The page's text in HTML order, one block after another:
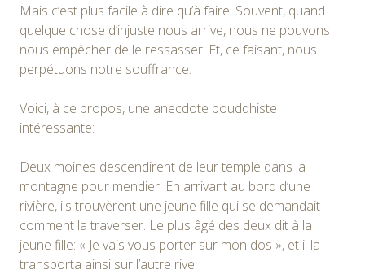
Mais c’est plus facile à dire qu’à faire. Souvent, quand
quelque chose d’injuste nous arrive, nous ne pouvons
nous empêcher de le ressasser. Et, ce faisant, nous
perpétuons notre souffrance.
Voici, à ce propos, une anecdote bouddhiste
intéressante:
Deux moines descendirent de leur temple dans la
montagne pour mendier. En arrivant au bord d’une
rivière, ils trouvèrent une jeune fille qui se demandait
comment la traverser. Le plus âgé des deux dit à la
jeune fille: « Je vais vous porter sur mon dos », et il la
transporta ainsi sur l’autre rive.